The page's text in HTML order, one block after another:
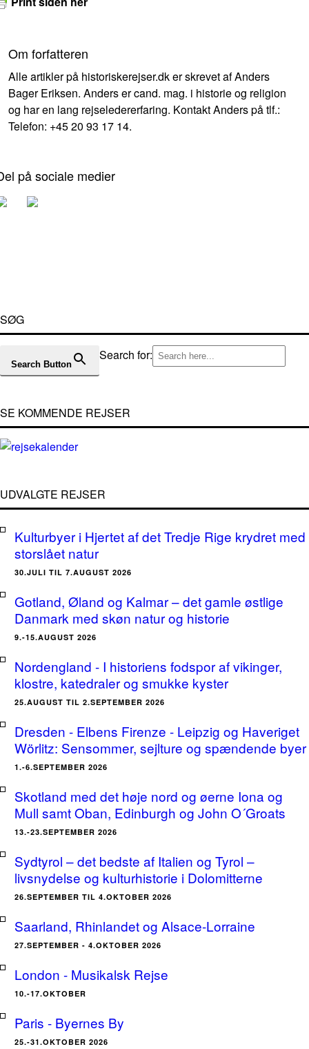
Om forfatteren
Alle artikler på historiskerejser.dk er skrevet af Anders
Bager Eriksen. Anders er cand. mag. i historie og religion
og har en lang rejseledererfaring. Kontakt Anders på tlf.:
Telefon: +45 20 93 17 14.
på sociale medier
SØG
Search for:
Search Button
SE KOMMENDE REJSER
UDVALGTE REJSER
Kulturbyer i Hjertet af det Tredje Rige krydret med
storslået natur
30.JULI TIL 7.AUGUST 2026
Gotland, Øland og Kalmar – det gamle østlige
Danmark med skøn natur og historie
9.-15.AUGUST 2026
Nordengland - I historiens fodspor af vikinger,
klostre, katedraler og smukke kyster
25.AUGUST TIL 2.SEPTEMBER 2026
Dresden - Elbens Firenze - Leipzig og Haveriget
Wörlitz: Sensommer, sejlture og spændende byer
1.-6.SEPTEMBER 2026
Skotland med det høje nord og øerne Iona og
Mull samt Oban, Edinburgh og John O´Groats
13.-23.SEPTEMBER 2026
Sydtyrol – det bedste af Italien og Tyrol –
livsnydelse og kulturhistorie i Dolomitterne
26.SEPTEMBER TIL 4.OKTOBER 2026
Saarland, Rhinlandet og Alsace-Lorraine
27.SEPTEMBER - 4.OKTOBER 2026
London - Musikalsk Rejse
10.-17.OKTOBER
Paris - Byernes By
25.-31.OKTOBER 2026